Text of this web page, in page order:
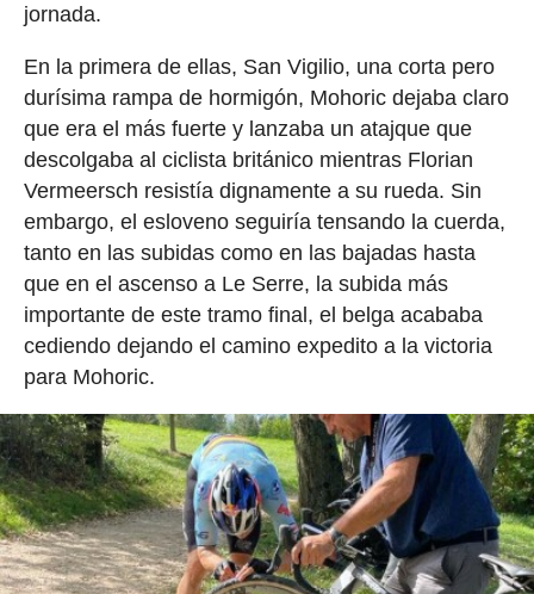
jornada.
En la primera de ellas, San Vigilio, una corta pero
durísima rampa de hormigón, Mohoric dejaba claro
que era el más fuerte y lanzaba un atajque que
descolgaba al ciclista británico mientras Florian
Vermeersch resistía dignamente a su rueda. Sin
embargo, el esloveno seguiría tensando la cuerda,
tanto en las subidas como en las bajadas hasta
que en el ascenso a Le Serre, la subida más
importante de este tramo final, el belga acababa
cediendo dejando el camino expedito a la victoria
para Mohoric.